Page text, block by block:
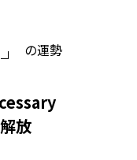
の運勢
放